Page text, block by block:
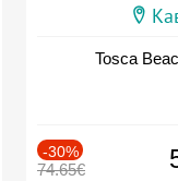
Tosca
-30%
74.65€